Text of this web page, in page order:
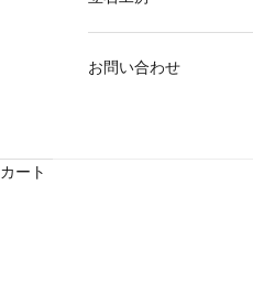
お問い合わせ
カート